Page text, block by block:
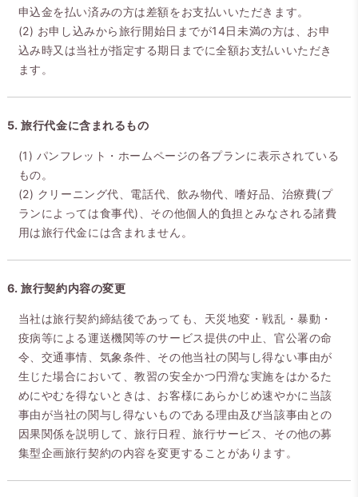
申込金を払い済みの方は差額をお支払いいただきます。
(2) お申し込みから旅行開始日までが14日未満の方は、お申
込み時又は当社が指定する期日までに全額お支払いいただき
ます。
5. 旅行代金に含まれるもの
(1) パンフレット・ホームページの各プランに表示されている
もの。
(2) クリーニング代、電話代、飲み物代、嗜好品、治療費(プ
ランによっては食事代)、その他個人的負担とみなされる諸費
用は旅行代金には含まれません。
6. 旅行契約内容の変更
当社は旅行契約締結後であっても、天災地変・戦乱・暴動・
疫病等による運送機関等のサービス提供の中止、官公署の命
令、交通事情、気象条件、その他当社の関与し得ない事由が
生じた場合において、教習の安全かつ円滑な実施をはかるた
めにやむを得ないときは、お客様にあらかじめ速やかに当該
事由が当社の関与し得ないものである理由及び当該事由との
因果関係を説明して、旅行日程、旅行サービス、その他の募
集型企画旅行契約の内容を変更することがあります。